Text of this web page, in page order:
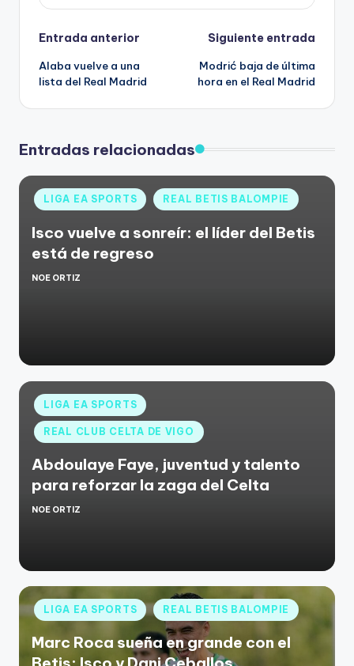
Entrada anterior
Alaba vuelve a una
lista del Real Madrid
Siguiente entrada
Modrić baja de última
hora en el Real Madrid
Entradas relacionadas
LIGA EA SPORTS REAL BETIS BALOMPIE
Isco vuelve a sonreír: el líder del Betis
está de regreso
NOE ORTIZ
LIGA EA SPORTS
REAL CLUB CELTA DE VIGO
Abdoulaye Faye, juventud y talento
para reforzar la zaga del Celta
NOE ORTIZ
LIGA EA SPORTS REAL BETIS BALOMPIE
Marc Roca sueña en grande con el